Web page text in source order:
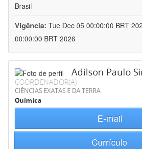
Brasil
Vigência: Tue Dec 05 00:00:00 BRT
00:00:00 BRT 2026
Adilson Paulo
COORDENADOR(A)
CIÊNCIAS EXATAS E DA TERRA
Química
E-mail
Currículo